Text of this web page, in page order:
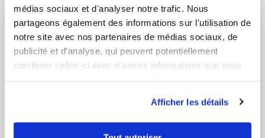
médias sociaux et d'analyser notre trafic. Nous
partageons également des informations sur l'utilisation de
notre site avec nos partenaires de médias sociaux, de
publicité et d'analyse, qui peuvent potentiellement
combiner celles-ci avec d'autres informations que vous
Afficher les détails